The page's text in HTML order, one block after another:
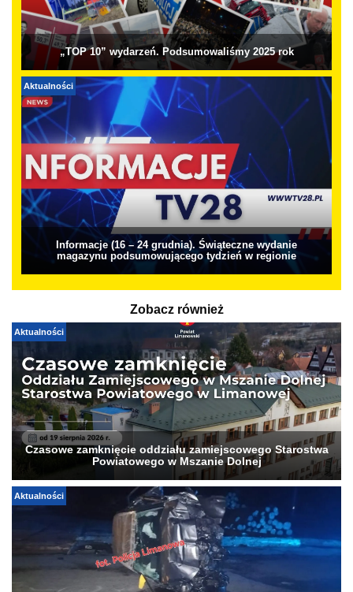
„TOP 10” wydarzeń. Podsumowaliśmy 2025 rok
Aktualności
Informacje (16 – 24 grudnia). Świąteczne wydanie
magazynu podsumowującego tydzień w regionie
Zobacz również
Aktualności
Czasowe zamknięcie oddziału zamiejscowego Starostwa
Powiatowego w Mszanie Dolnej
Aktualności